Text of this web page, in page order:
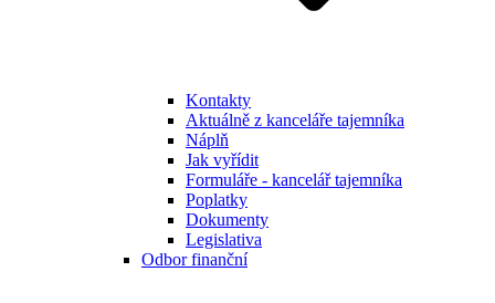
Kontakty
Aktuálně z kanceláře tajemníka
Náplň
Jak vyřídit
Formuláře - kancelář tajemníka
Poplatky
Dokumenty
Legislativa
Odbor finanční